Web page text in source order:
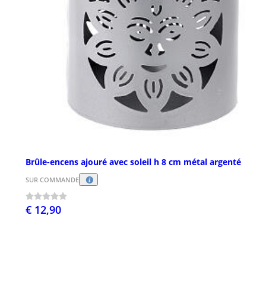
Brûle-encens ajouré avec soleil h 8 cm métal argenté
SUR COMMANDE
€ 12,90